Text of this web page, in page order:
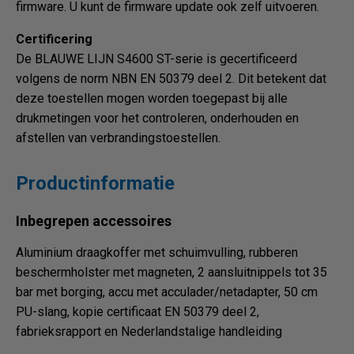
firmware. U kunt de firmware update ook zelf uitvoeren.
Certificering
De BLAUWE LIJN S4600 ST-serie is gecertificeerd
volgens de norm NBN EN 50379 deel 2. Dit betekent dat
deze toestellen mogen worden toegepast bij alle
drukmetingen voor het controleren, onderhouden en
afstellen van verbrandingstoestellen.
Productinformatie
Inbegrepen accessoires
Aluminium draagkoffer met schuimvulling, rubberen
beschermholster met magneten, 2 aansluitnippels tot 35
bar met borging, accu met acculader/netadapter, 50 cm
PU-slang, kopie certificaat EN 50379 deel 2,
fabrieksrapport en Nederlandstalige handleiding